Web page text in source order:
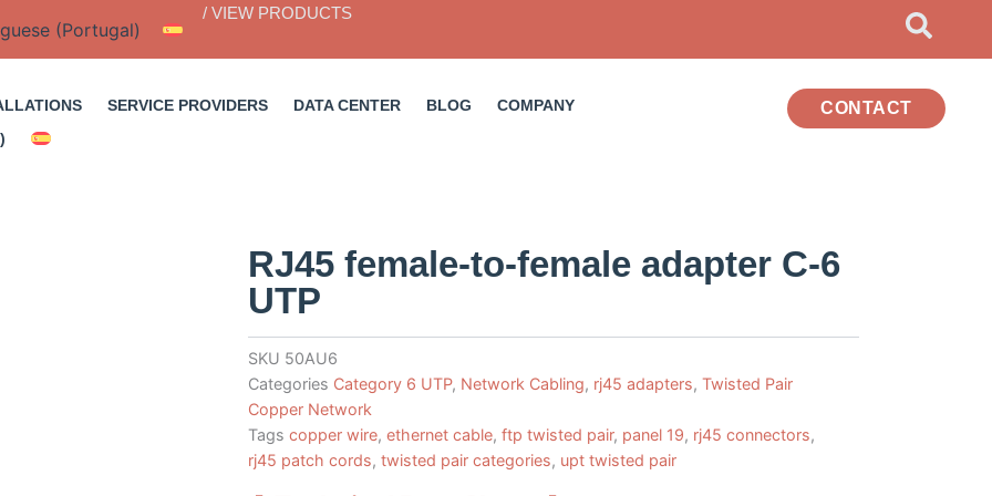
/ VIEW PRODUCTS
SERVICE PROVIDERS DATA CENTER BLOG COMPANY CONTACT
RJ45 female-to-female adapter C-6
UTP
SKU 50AU6
Categories Category 6 UTP, Network Cabling, rj45 adapters, Twisted Pair
Copper Network
Tags copper wire, ethernet cable, ftp twisted pair, panel 19, rj45 connectors,
rj45 patch cords, twisted pair categories, upt twisted pair